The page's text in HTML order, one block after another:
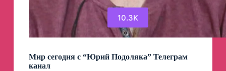
10.3K
Мир сегодня с “Юрий Подоляка” Телеграм
канал